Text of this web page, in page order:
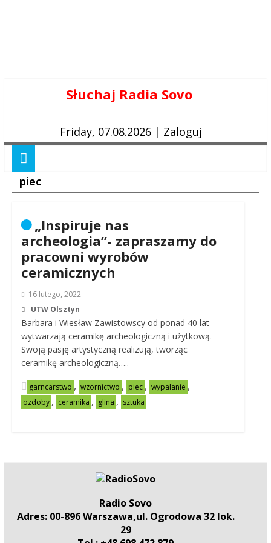
Słuchaj Radia Sovo
Friday, 07.08.2026 | Zaloguj
piec
„Inspiruje nas
archeologia”- zapraszamy do
pracowni wyrobów
ceramicznych
16 lutego, 2022
UTW Olsztyn
Barbara i Wiesław Zawistowscy od ponad 40 lat
wytwarzają ceramikę archeologiczną i użytkową.
Swoją pasję artystyczną realizują, tworząc
ceramikę archeologiczną…..
garncarstwo , wzornictwo , piec , wypalanie ,
ozdoby , ceramika , glina , sztuka
Radio Sovo
Adres: 00-896 Warszawa,ul. Ogrodowa 32 lok.
29